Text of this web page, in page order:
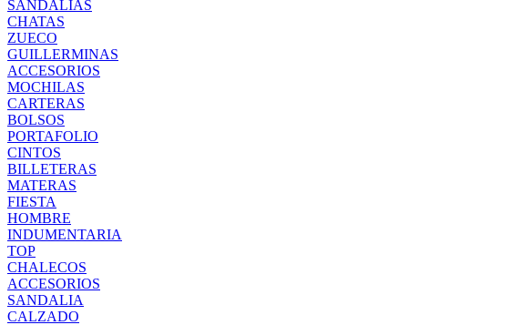
SANDALIAS
CHATAS
ZUECO
GUILLERMINAS
ACCESORIOS
MOCHILAS
CARTERAS
BOLSOS
PORTAFOLIO
CINTOS
BILLETERAS
MATERAS
FIESTA
HOMBRE
INDUMENTARIA
TOP
CHALECOS
ACCESORIOS
SANDALIA
CALZADO